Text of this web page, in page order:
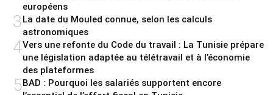
européens
3La date du Mouled connue, selon les calculs
astronomiques
4Vers une refonte du Code du travail : La Tunisie prépare
une législation adaptée au télétravail et à l’économie
des plateformes
5BAD : Pourquoi les salariés supportent encore